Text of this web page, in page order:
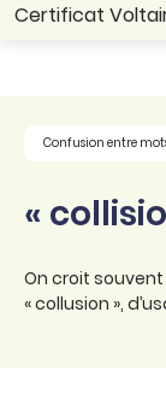
Certificat
Confusion entre
«
On croit souvent
« collusion »,